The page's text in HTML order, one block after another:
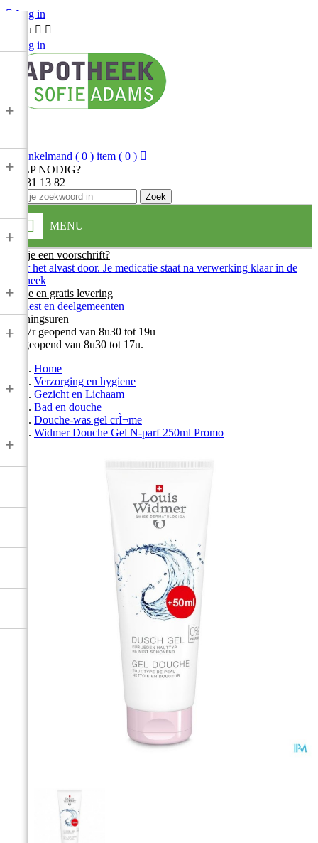
 Log in
Menu  
Log in
Winkelmand ( 0 ) item ( 0 ) 
HULP NODIG?
013 31 13 82
Zoek
MENU
+
+
+
+
+
+
+
Heb je een voorschrift?
Stuur het alvast door. Je medicatie staat na verwerking klaar in de
apotheek
Snelle en gratis levering
In Diest en deelgemeenten
Openingsuren
Ma-Vr geopend van 8u30 tot 19u
Zat geopend van 8u30 tot 17u.
Home
Verzorging en hygiene
Gezicht en Lichaam
Bad en douche
Douche-was gel crÌ¬me
Widmer Douche Gel N-parf 250ml Promo